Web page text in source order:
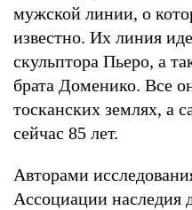
мужской линии, о
известно. Их линия
скульптора Пьеро, а
брата Доменико. Все
тосканских землях, а
сейчас 85 лет.
Авторами
Ассоциации наследия